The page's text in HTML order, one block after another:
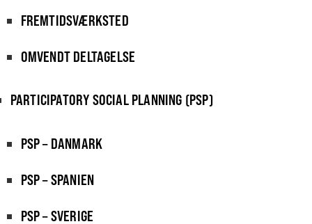
FREMTIDSVÆRKSTED
OMVENDT DELTAGELSE
PARTICIPATORY SOCIAL PLANNING (PSP)
PSP – DANMARK
PSP – SPANIEN
PSP – SVERIGE